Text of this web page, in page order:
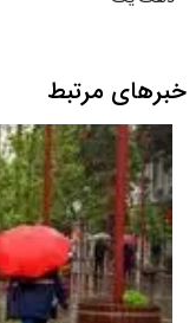
خبرهای مرتبط